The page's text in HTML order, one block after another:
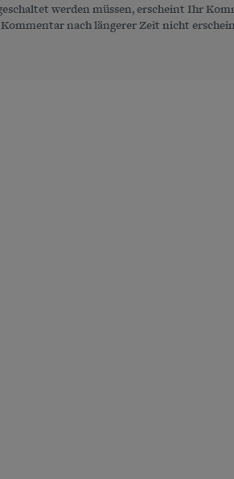
werden müssen, erscheint Ihr
nach längerer Zeit nicht